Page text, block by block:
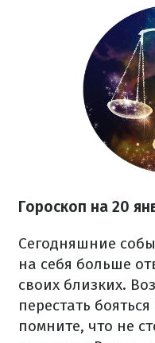
Гороскоп на 20
Сегодняшние
на себя больше
своих близких.
перестать
помните, что не